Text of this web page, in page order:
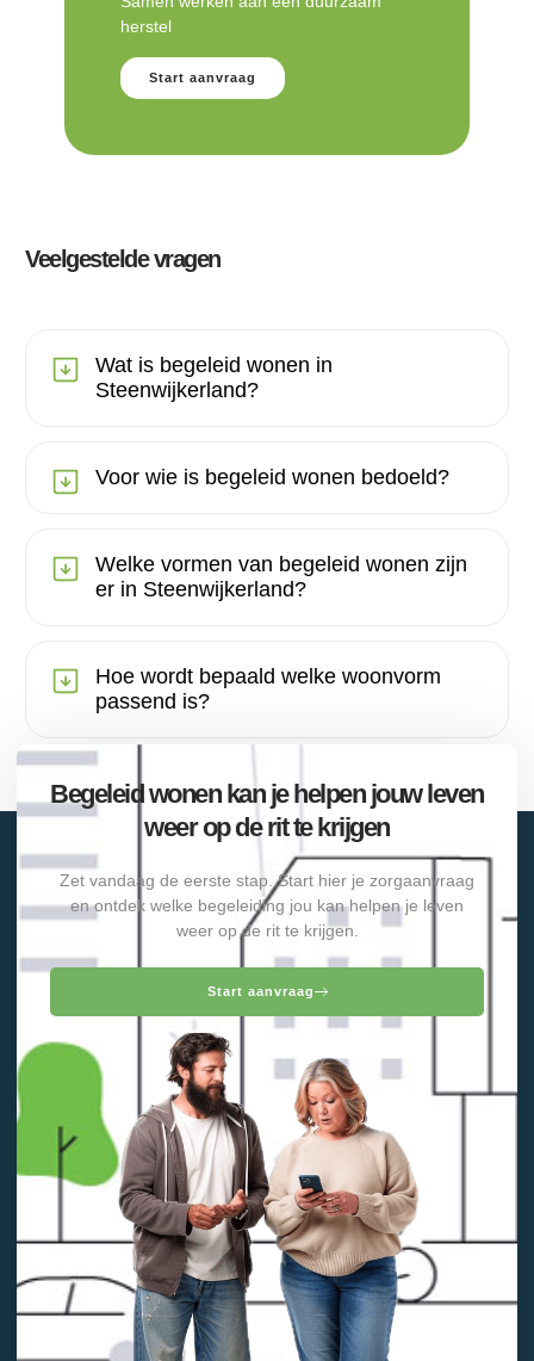
herstel
Start aanvraag
Veelgestelde vragen
Wat is begeleid wonen in
Steenwijkerland?
Voor wie is begeleid wonen bedoeld?
Welke vormen van begeleid wonen zijn
er in Steenwijkerland?
Hoe wordt bepaald welke woonvorm
passend is?
Begeleid wonen kan je helpen jouw leven
weer op de rit te krijgen
Zet vandaag de eerste stap. Start hier je zorgaanvraag
en ontdek welke begeleiding jou kan helpen je leven
weer op de rit te krijgen.
Start aanvraag